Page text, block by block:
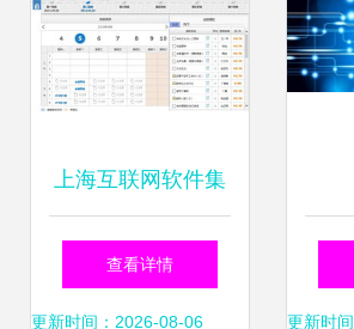
上海互联网软件集
团 深耕高端协同管
理，引领互联网数
查看详情
更新时间：2026-08-06 更新时